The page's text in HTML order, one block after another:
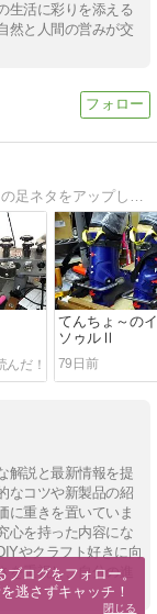
生活に彩りを添える
然と人間の営みが交
ども！ てんちょ〜の足ねたぶろぐです。日々の足ネタをアップしています。
てんちょ～の
ソゥルⅡ
79日前
解説と最新情報を提
なコツや新製品の紹
に重きを置いていま
心を持った内容にな
やクラフト好きに向
重視し、自分の進
ブログをフォロー。
逃さずキャッチ！
閉じる